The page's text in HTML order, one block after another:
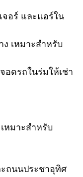
อร์ และแอร์ใน
เหมาะสำหรับ
ดรถในร่มให้เช่า
หมาะสำหรับ
ถนนประชาอุทิศ